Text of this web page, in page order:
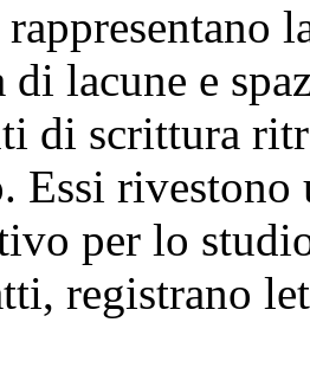
di lacune e
di scrittura
Essi
per lo
registrano